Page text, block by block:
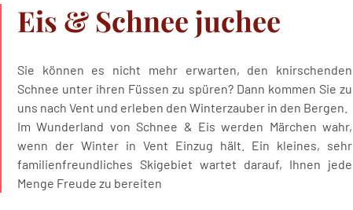
Eis & Schnee juchee
Sie können es nicht mehr erwarten, den knirschenden
Schnee unter ihren Füssen zu spüren? Dann kommen Sie zu
uns nach Vent und erleben den Winterzauber in den Bergen.
Im Wunderland von Schnee & Eis werden Märchen wahr,
wenn der Winter in Vent Einzug hält. Ein kleines, sehr
familienfreundliches Skigebiet wartet darauf, Ihnen jede
Menge Freude zu bereiten